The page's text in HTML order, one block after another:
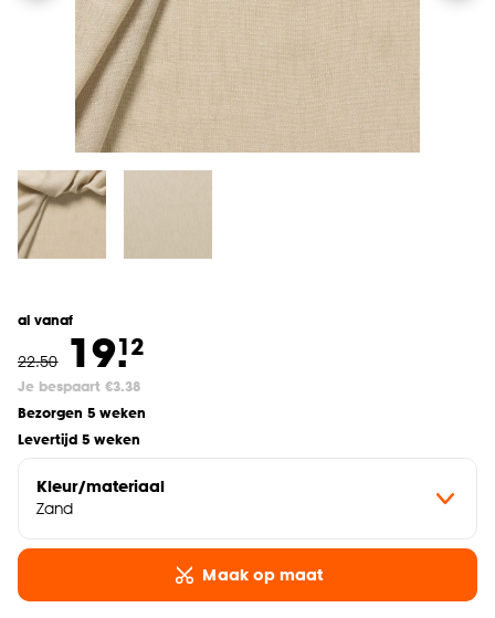
al vanaf
22.50 19.12
Je bespaart €3.38
Bezorgen 5 weken
Levertijd 5 weken
Kleur/materiaal
Zand
Maak op maat